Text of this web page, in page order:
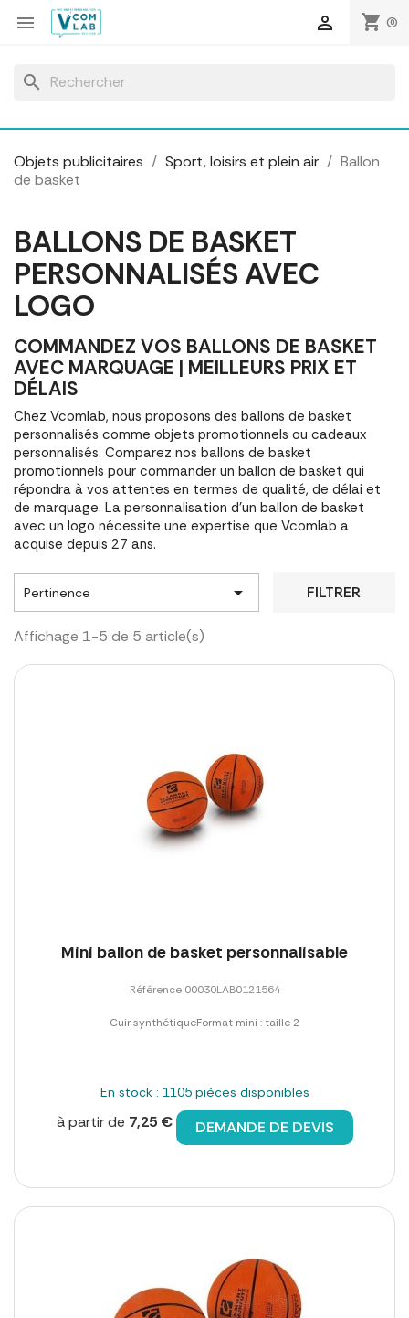
 shopping_cart (0)

search
Objets publicitaires Sport, loisirs et plein air
Ballon
de basket
BALLONS DE BASKET
PERSONNALISÉS AVEC
LOGO
COMMANDEZ VOS BALLONS DE BASKET
AVEC MARQUAGE | MEILLEURS PRIX ET
DÉLAIS
Chez Vcomlab, nous proposons des ballons de basket
personnalisés comme objets promotionnels ou cadeaux
personnalisés. Comparez nos ballons de basket
promotionnels pour commander un ballon de basket qui
répondra à vos attentes en termes de qualité, de délai et
de marquage. La personnalisation d'un ballon de basket
avec un logo nécessite une expertise que Vcomlab a
acquise depuis 27 ans.
Pertinence  FILTRER
Affichage 1-5 de 5 article(s)
Mini ballon de basket personnalisable
Référence 00030LAB0121564
Cuir synthétiqueFormat mini : taille 2
En stock : 1105 pièces disponibles
à partir de 7,25 € DEMANDE DE DEVIS
Panneau de gestion des cookies